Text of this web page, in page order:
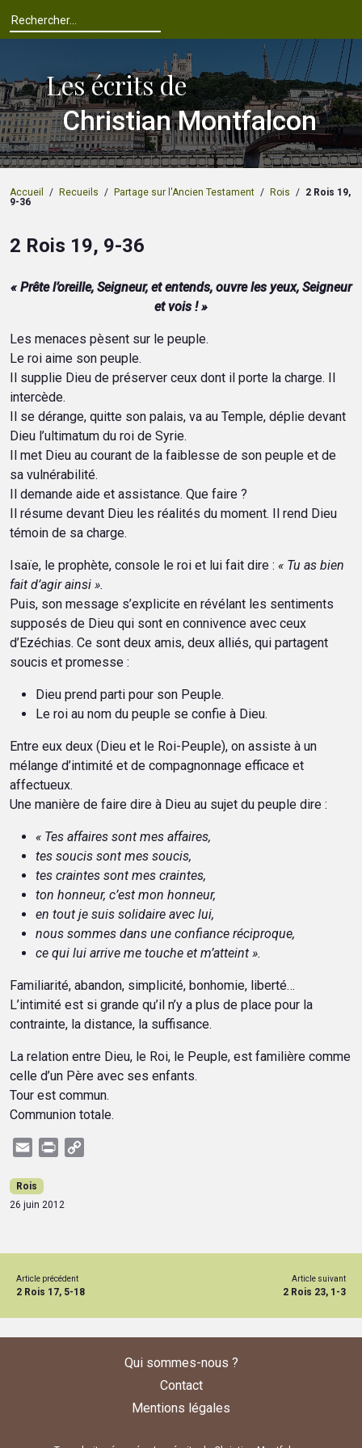
Les écrits de
Christian Montfalcon
Accueil / Recueils / Partage sur l'Ancien Testament / Rois / 2 Rois 19,
9-36
2 Rois 19, 9-36
« Prête l’oreille, Seigneur, et entends, ouvre les yeux, Seigneur
et vois ! »
Les menaces pèsent sur le peuple.
Le roi aime son peuple.
Il supplie Dieu de préserver ceux dont il porte la charge. Il
intercède.
Il se dérange, quitte son palais, va au Temple, déplie devant
Dieu l’ultimatum du roi de Syrie.
Il met Dieu au courant de la faiblesse de son peuple et de
sa vulnérabilité.
Il demande aide et assistance. Que faire ?
Il résume devant Dieu les réalités du moment. Il rend Dieu
témoin de sa charge.
Isaïe, le prophète, console le roi et lui fait dire : « Tu as bien
fait d’agir ainsi ».
Puis, son message s’explicite en révélant les sentiments
supposés de Dieu qui sont en connivence avec ceux
d’Ezéchias. Ce sont deux amis, deux alliés, qui partagent
soucis et promesse :
Dieu prend parti pour son Peuple.
Le roi au nom du peuple se confie à Dieu.
Entre eux deux (Dieu et le Roi-Peuple), on assiste à un
mélange d’intimité et de compagnonnage efficace et
affectueux.
Une manière de faire dire à Dieu au sujet du peuple dire :
« Tes affaires sont mes affaires,
tes soucis sont mes soucis,
tes craintes sont mes craintes,
ton honneur, c’est mon honneur,
en tout je suis solidaire avec lui,
nous sommes dans une confiance réciproque,
ce qui lui arrive me touche et m’atteint ».
Familiarité, abandon, simplicité, bonhomie, liberté…
L’intimité est si grande qu’il n’y a plus de place pour la
contrainte, la distance, la suffisance.
La relation entre Dieu, le Roi, le Peuple, est familière comme
celle d’un Père avec ses enfants.
Tour est commun.
Communion totale.
Email Print
Rois
26 juin 2012
Article précédent
2 Rois 17, 5-18
Article suivant
2 Rois 23, 1-3
Qui sommes-nous ?
Contact
Mentions légales